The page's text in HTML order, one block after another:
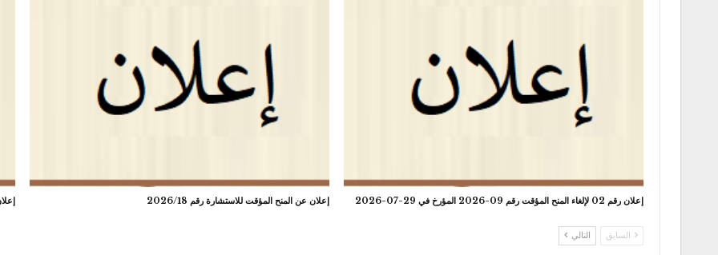
إعلان رقم 02 لإلغاء المنح المؤقت رقم 09-2026 المؤرخ في 29-07-2026 إعلان عن المنح المؤقت للاستشارة رقم 2026/18
السابق التالي